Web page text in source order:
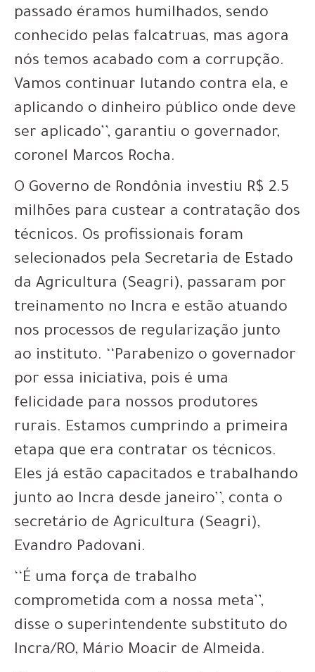
passado éramos humilhados, sendo
conhecido pelas falcatruas, mas agora
nós temos acabado com a corrupção.
Vamos continuar lutando contra ela, e
aplicando o dinheiro público onde deve
ser aplicado’’, garantiu o governador,
coronel Marcos Rocha.
O Governo de Rondônia investiu R$ 2.5
milhões para custear a contratação dos
técnicos. Os profissionais foram
selecionados pela Secretaria de Estado
da Agricultura (Seagri), passaram por
treinamento no Incra e estão atuando
nos processos de regularização junto
ao instituto. ‘‘Parabenizo o governador
por essa iniciativa, pois é uma
felicidade para nossos produtores
rurais. Estamos cumprindo a primeira
etapa que era contratar os técnicos.
Eles já estão capacitados e trabalhando
junto ao Incra desde janeiro’’, conta o
secretário de Agricultura (Seagri),
Evandro Padovani.
‘‘É uma força de trabalho
comprometida com a nossa meta’’,
disse o superintendente substituto do
Incra/RO, Mário Moacir de Almeida.